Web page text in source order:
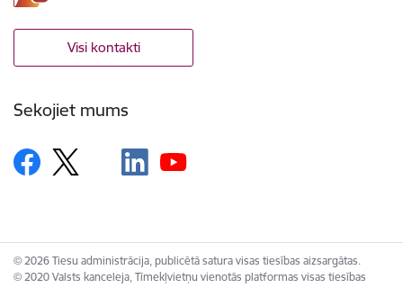
Visi kontakti
Sekojiet mums
© 2026 Tiesu administrācija, publicētā satura visas tiesības aizsargātas.
© 2020 Valsts kanceleja, Tīmekļvietņu vienotās platformas visas tiesības